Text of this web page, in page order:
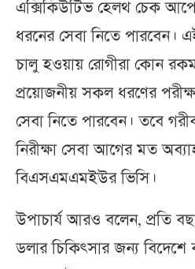
এক্সিকিউটিভ হেলথ চেক
ধরনের সেবা নিতে পারবেন।
চালু হওয়ায় রোগীরা কোন রকম
প্রয়োজনীয় সকল ধরণের
সেবা নিতে পারবেন। তবে
নিরীক্ষা সেবা আগের মত
বিএসএমএমইউর ভিসি।
উপাচার্য আরও বলেন, প্রতি
ডলার চিকিৎসার জন্য